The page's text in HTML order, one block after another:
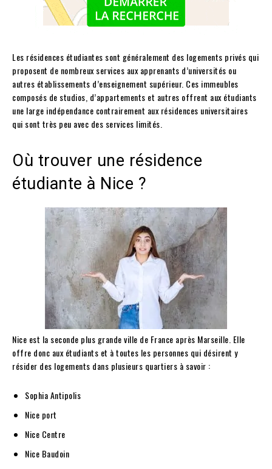
Les résidences étudiantes sont généralement des logements privés qui
proposent de nombreux services aux apprenants d’universités ou
autres établissements d’enseignement supérieur. Ces immeubles
composés de studios, d’appartements et autres offrent aux étudiants
une large indépendance contrairement aux résidences universitaires
qui sont très peu avec des services limités.
Où trouver une résidence
étudiante à Nice ?
Nice est la seconde plus grande ville de France après Marseille. Elle
offre donc aux étudiants et à toutes les personnes qui désirent y
résider des logements dans plusieurs quartiers à savoir :
Sophia Antipolis
Nice port
Nice Centre
Nice Baudoin